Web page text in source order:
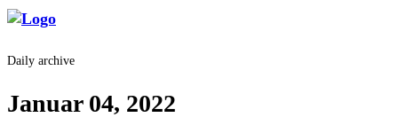
Daily archive
Januar 04, 2022